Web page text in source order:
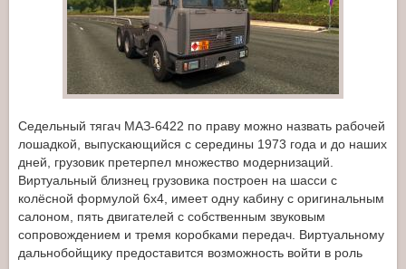
Седельный тягач МАЗ-6422 по праву можно назвать рабочей
лошадкой, выпускающийся с середины 1973 года и до наших
дней, грузовик претерпел множество модернизаций.
Виртуальный близнец грузовика построен на шасси с
колёсной формулой 6x4, имеет одну кабину с оригинальным
салоном, пять двигателей с собственным звуковым
сопровождением и тремя коробками передач. Виртуальному
дальнобойщику предоставится возможность войти в роль